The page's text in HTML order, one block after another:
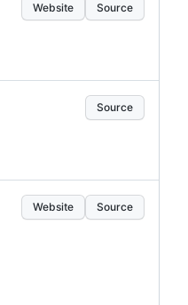
Website Source
Source
Website Source